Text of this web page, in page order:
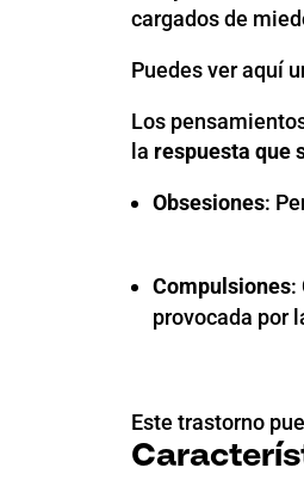
cargados de
Puedes ver aquí
Los
la respuesta que
Obsesiones:
Compulsiones:
provocada por
Este trastorno